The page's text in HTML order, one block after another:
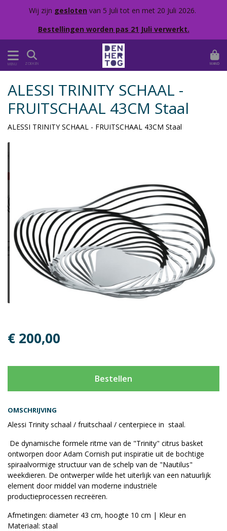
Wij zijn gesloten van 5 Juli tot en met 20 Juli 2026.
Bestellingen worden pas 21 Juli verwerkt.
MENU ZOEKEN MAND
OMSCHRIJVING
Alessi Trinity schaal / fruitschaal / centerpiece in staal.
De dynamische formele ritme van de "Trinity" citrus basket
ontworpen door Adam Cornish put inspiratie uit de bochtige
spiraalvormige structuur van de schelp van de "Nautilus"
weekdieren. De ontwerper wilde het uiterlijk van een natuurlijk
element door middel van moderne industriële
productieprocessen recreëren.
Afmetingen: diameter 43 cm, hoogte 10 cm | Kleur en
Materiaal: staal
ALESSI TRINITY SCHAAL -
FRUITSCHAAL 43CM Staal
ALESSI TRINITY SCHAAL - FRUITSCHAAL 43CM Staal
€ 200,00
Bestellen